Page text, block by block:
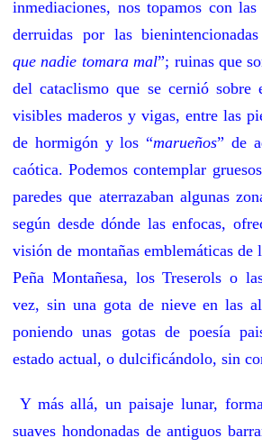
inmediaciones, nos topamos con
derruidas por las
que nadie tomara mal”; ruinas que
del cataclismo que se cernió sobre
visibles maderos y vigas, entre las
de hormigón y los “marueños” de
caótica. Podemos contemplar
paredes que aterrazaban algunas
según desde dónde las enfocas,
visión de montañas emblemáticas de
Peña Montañesa, los Treserols o
vez, sin una gota de nieve en las
poniendo unas gotas de poesía
estado actual, o dulcificándolo, sin
Y más allá, un paisaje lunar,
suaves hondonadas de antiguos